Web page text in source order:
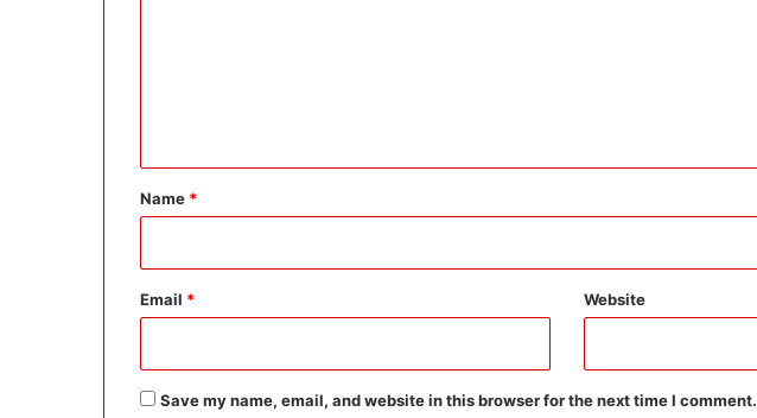
*
Name *
Email * Website
Save my name, email, and website in this browser for the next time I comment.